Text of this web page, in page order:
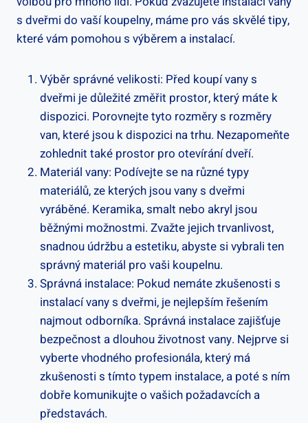
s dveřmi do vaší koupelny, máme pro vás skvělé tipy,
které vám pomohou s výběrem a instalací.
Výběr správné velikosti: Před koupí vany s
dveřmi je důležité změřit prostor, který máte k
dispozici. Porovnejte tyto rozměry s rozměry
van, které jsou k dispozici na trhu. Nezapomeňte
zohlednit také prostor pro otevírání dveří.
Materiál vany: Podívejte se na různé typy
materiálů, ze kterých jsou vany s dveřmi
vyráběné. Keramika, smalt nebo akryl jsou
běžnými možnostmi. Zvažte jejich trvanlivost,
snadnou údržbu a estetiku, abyste si vybrali ten
správný materiál pro vaši koupelnu.
Správná instalace: Pokud nemáte zkušenosti s
instalací vany s dveřmi, je nejlepším řešením
najmout odborníka. Správná instalace zajišťuje
bezpečnost a dlouhou životnost vany. Nejprve si
vyberte vhodného profesionála, který má
zkušenosti s tímto typem instalace, a poté s ním
dobře komunikujte o vašich požadavcích a
představách.